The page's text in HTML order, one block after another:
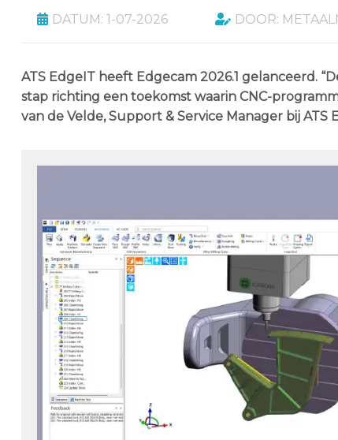
DATUM: 1-07-2026 DOOR:
ATS EdgeIT heeft Edgecam 2026.1 gelanceerd.
stap richting een toekomst waarin CNC-
van de Velde, Support & Service Manager bij ATS